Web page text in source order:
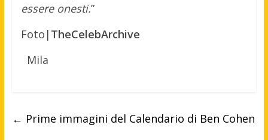
essere onesti.”
Foto| TheCelebArchive
Mila
← Prime immagini del Calendario di Ben Cohen